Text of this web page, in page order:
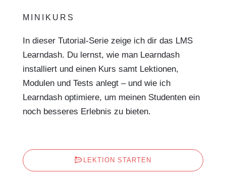
MINIKURS
In dieser Tutorial-Serie zeige ich dir das LMS
Learndash. Du lernst, wie man Learndash
installiert und einen Kurs samt Lektionen,
Modulen und Tests anlegt – und wie ich
Learndash optimiere, um meinen Studenten ein
noch besseres Erlebnis zu bieten.
LEKTION STARTEN